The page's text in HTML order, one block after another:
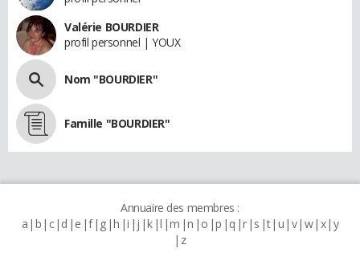
Valérie BOURDIER
profil personnel | YOUX
Nom "BOURDIER"
Famille "BOURDIER"
Annuaire des membres :
a b c d e f g h i j k l m n o p q r s t u v w x y
z